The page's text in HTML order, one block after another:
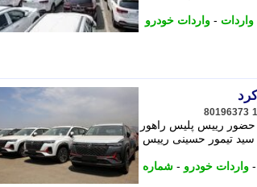
واردات - واردات خودرو
80196373
وارداتی با 5 سال کارکرد با حضور رییس پلیس راهور
تیمور حسینی رییس
- واردات خودرو - شماره